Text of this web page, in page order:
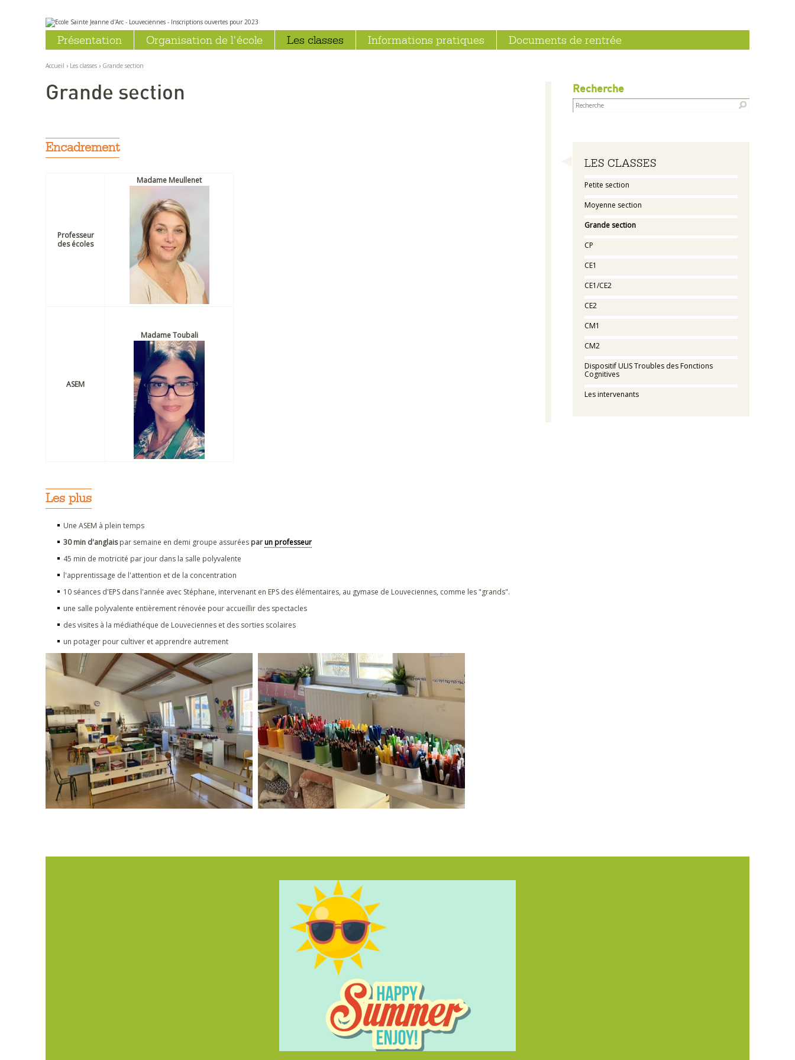
Aller
au
contenu.
à
Outils
personnels
Présentation Organisation de l'école Les classes Informations pratiques Documents de rentrée
Accueil › Les classes › Grande section
Recherche
Navigation
LES CLASSES
Petite section
Moyenne section
Grande section
CP
CE1
CE1/CE2
CE2
CM1
CM2
Dispositif ULIS Troubles des Fonctions
Cognitives
Les intervenants
Grande section
Encadrement
Professeur
des écoles
Madame Meullenet
ASEM
Madame Toubali
Les plus
Une ASEM à plein temps
30 min d'anglaispar semaine en demi groupe assurées parun professeur
45 min de motricité par jour dans la salle polyvalente
l'apprentissage de l'attention et de la concentration
10 séances d'EPS dans l'année avec Stéphane, intervenant en EPS des élémentaires, au gymase de Louveciennes, comme les "grands".
une salle polyvalente entièrement rénovée pour accueillir des spectacles
des visites à la médiathéque de Louveciennes et des sorties scolaires
un potager pour cultiver et apprendre autrement